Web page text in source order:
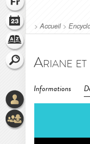
>Accueil>
Informations